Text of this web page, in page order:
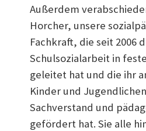
Außerdem
Horcher, unsere
Fachkraft, die seit 2006
Schulsozialarbeit in
geleitet hat und die ihr
Kinder und
Sachverstand und
gefördert hat. Sie alle